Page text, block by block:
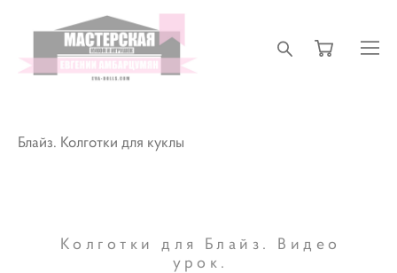
Блайз. Колготки для куклы
Колготки для Блайз. Видео
урок.